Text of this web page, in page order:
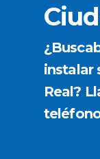
instalar
Real?